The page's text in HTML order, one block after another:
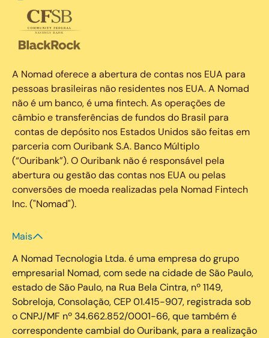
A Nomad oferece a abertura de contas nos EUA para
pessoas brasileiras não residentes nos EUA. A Nomad
não é um banco, é uma fintech. As operações de
câmbio e transferências de fundos do Brasil para
contas de depósito nos Estados Unidos são feitas em
parceria com Ouribank S.A. Banco Múltiplo
(“Ouribank”). O Ouribank não é responsável pela
abertura ou gestão das contas nos EUA ou pelas
conversões de moeda realizadas pela Nomad Fintech
Inc. ("Nomad").
Mais
A Nomad Tecnologia Ltda. é uma empresa do grupo
empresarial Nomad, com sede na cidade de São Paulo,
estado de São Paulo, na Rua Bela Cintra, nº 1149,
Sobreloja, Consolação, CEP 01.415-907, registrada sob
o CNPJ/MF nº 34.662.852/0001-66, que também é
correspondente cambial do Ouribank, para a realização